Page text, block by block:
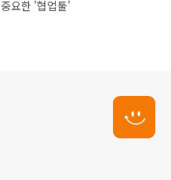
중요한 '협업툴'